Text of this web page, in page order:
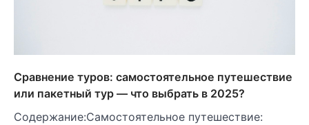
Сравнение туров: самостоятельное путешествие
или пакетный тур — что выбрать в 2025?
Содержание:Самостоятельное путешествие: